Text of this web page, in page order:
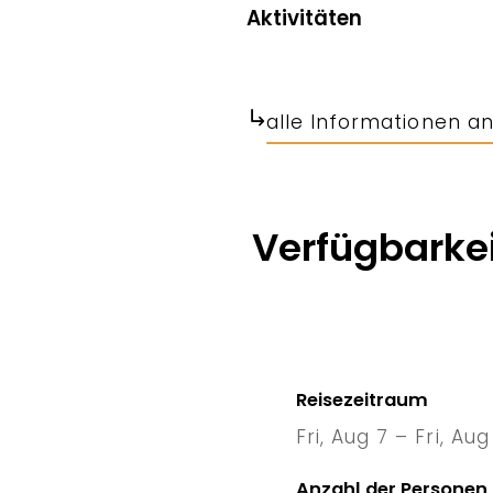
Aktivitäten
alle Informationen
Reisezeitraum
Fri, Aug 7 – Fri, Aug